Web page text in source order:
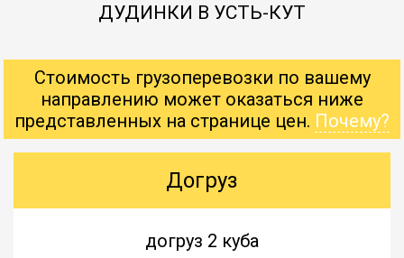
ДУДИНКИ В УСТЬ-КУТ
Стоимость грузоперевозки по вашему
направлению может оказаться ниже
представленных на странице цен. Почему?
Догруз
догруз 2 куба